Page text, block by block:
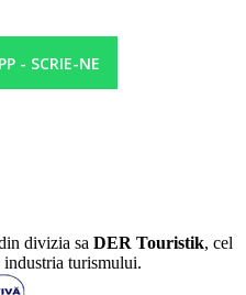
- SCRIE-NE
divizia sa DER Touristik, cel
industria turismului.